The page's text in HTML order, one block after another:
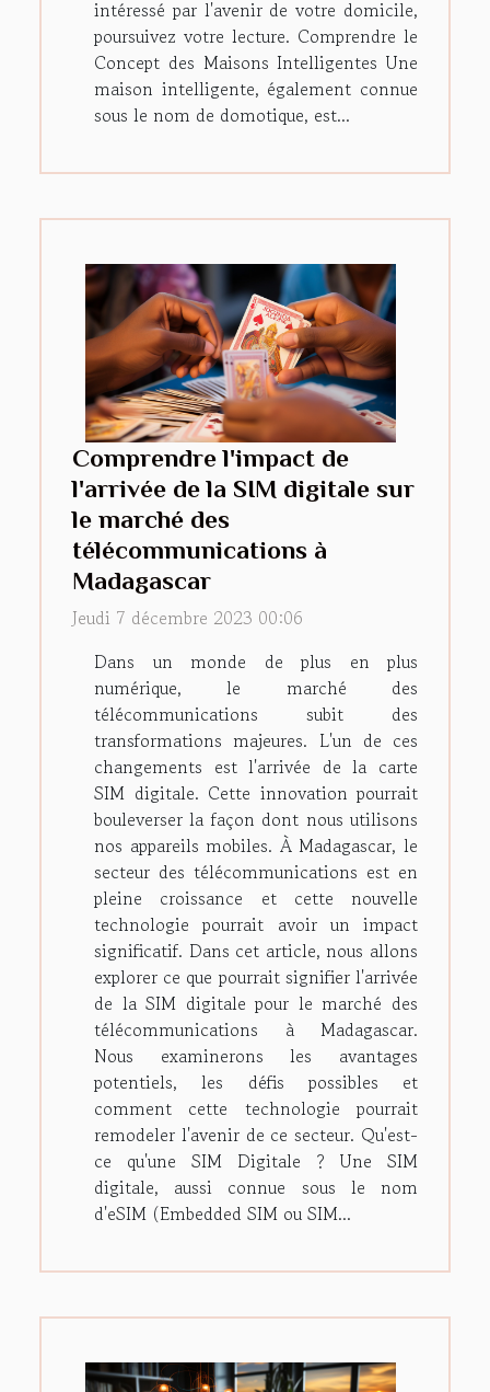
intéressé par l'avenir de votre domicile,
poursuivez votre lecture. Comprendre le
Concept des Maisons Intelligentes Une
maison intelligente, également connue
sous le nom de domotique, est...
Comprendre l'impact de
l'arrivée de la SIM digitale sur
le marché des
télécommunications à
Madagascar
Jeudi 7 décembre 2023 00:06
Dans un monde de plus en plus
numérique, le marché des
télécommunications subit des
transformations majeures. L'un de ces
changements est l'arrivée de la carte
SIM digitale. Cette innovation pourrait
bouleverser la façon dont nous utilisons
nos appareils mobiles. À Madagascar, le
secteur des télécommunications est en
pleine croissance et cette nouvelle
technologie pourrait avoir un impact
significatif. Dans cet article, nous allons
explorer ce que pourrait signifier l'arrivée
de la SIM digitale pour le marché des
télécommunications à Madagascar.
Nous examinerons les avantages
potentiels, les défis possibles et
comment cette technologie pourrait
remodeler l'avenir de ce secteur. Qu'est-
ce qu'une SIM Digitale ? Une SIM
digitale, aussi connue sous le nom
d'eSIM (Embedded SIM ou SIM...